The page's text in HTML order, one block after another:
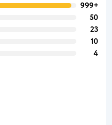
999+
50
23
10
4